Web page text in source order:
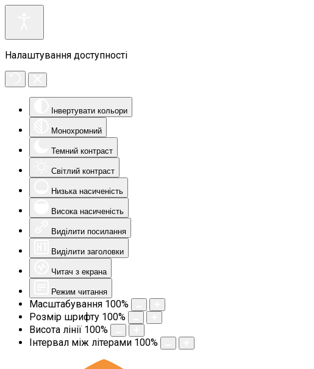
Налаштування доступності
Інвертувати кольори
Монохромний
Темний контраст
Світлий контраст
Низька насиченість
Висока насиченість
Виділити посилання
Виділити заголовки
Читач з екрана
Режим читання
Масштабування 100%
Розмір шрифту 100%
Висота лінії 100%
Інтервал між літерами 100%